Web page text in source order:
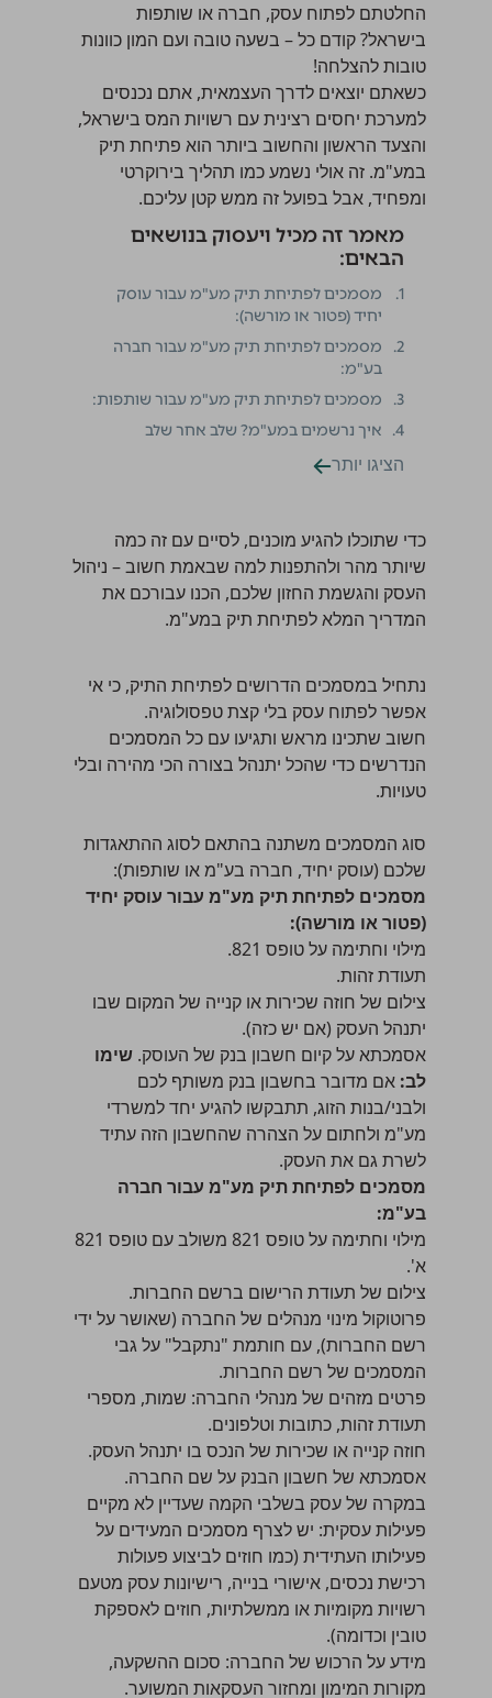
החלטתםלפתוח עסק, חברה או שותפות
בישראל? קודם כל – בשעה טובה ועם המון כוונות
טובות להצלחה!
כשאתם יוצאים לדרך העצמאית, אתם נכנסים
למערכת יחסים רצינית עם רשויות המס בישראל,
והצעד הראשון והחשוב ביותר הוא פתיחת תיק
במע"מ. זה אולי נשמע כמו תהליך בירוקרטי
ומפחיד, אבל בפועל זה ממש קטן עליכם.
מאמר זה מכיל ויעסוק בנושאים
הבאים:
1.
מסמכים לפתיחת תיק מע"מ עבור עוסק
יחיד (פטור או מורשה):
2.
מסמכים לפתיחת תיק מע"מ עבור חברה
בע"מ:
3.
מסמכים לפתיחת תיק מע"מ עבור שותפות:
4.
איך נרשמים במע"מ? שלב אחר שלב
הציגו יותר
כדי שתוכלו להגיע מוכנים, לסיים עם זה כמה
שיותר מהר ולהתפנות למה שבאמת חשוב – ניהול
העסק והגשמת החזון שלכם, הכנו עבורכם את
המדריך המלא לפתיחת תיק במע"מ.
נתחיל במסמכים הדרושים לפתיחת התיק, כי אי
אפשר לפתוח עסק בלי קצת טפסולוגיה.
חשוב שתכינו מראש ותגיעו עם כל המסמכים
הנדרשים כדי שהכל יתנהל בצורה הכי מהירה ובלי
טעויות.
סוג המסמכים משתנה בהתאם לסוג ההתאגדות
שלכם (עוסק יחיד, חברה בע"מ או שותפות):
מסמכים לפתיחת תיק מע"מ עבור עוסק יחיד
(פטור או מורשה):
מילוי וחתימה עלטופס 821
.
תעודת זהות.
צילום של חוזה שכירות או קנייה של המקום שבו
יתנהל העסק (אם יש כזה).
אסמכתא על קיום חשבון בנק של העוסק.שימו
לב: אם מדובר בחשבון בנק משותף לכם
ולבני/בנות הזוג, תתבקשו להגיע יחד למשרדי
מע"מ ולחתום על הצהרה שהחשבון הזה עתיד
לשרת גם את העסק.
מסמכים לפתיחת תיק מע"מ עבור חברה
בע"מ:
מילוי וחתימה על טופס 821 משולב עם טופס 821
א'.
צילום של תעודת הרישום ברשם החברות.
פרוטוקול מינוי מנהלים של החברה (שאושר על ידי
רשם החברות), עם חותמת "נתקבל" על גבי
המסמכים של רשם החברות.
פרטים מזהים של מנהלי החברה: שמות, מספרי
תעודת זהות, כתובות וטלפונים.
חוזה קנייה או שכירות של הנכס בו יתנהל העסק.
אסמכתא של חשבון הבנק על שם החברה.
במקרה של עסק בשלבי הקמה שעדיין לא מקיים
פעילות עסקית: יש לצרף מסמכים המעידים על
פעילותו העתידית (כמו חוזים לביצוע פעולות
רכישת נכסים, אישורי בנייה, רישיונות עסק מטעם
רשויות מקומיות או ממשלתיות, חוזים לאספקת
טובין וכדומה).
מידע על הרכוש של החברה: סכום ההשקעה,
מקורות המימון ומחזור העסקאות המשוער.